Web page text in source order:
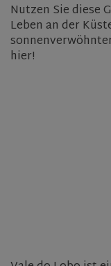
Nutzen Sie diese
Leben an der
hier!